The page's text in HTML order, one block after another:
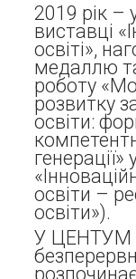
2019 рік –
виставці
освіті»,
медаллю
роботу
розвитку
освіти:
генерації»
освіти –
освіти»).
У ЦЕНТУМ